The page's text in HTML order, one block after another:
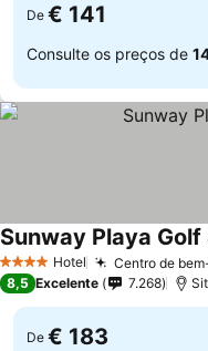
De € 141
Consulte os preços de
4 EstrelasHotel Centro de
Sunway Playa Golf
8,5 Excelente 7.268
De € 183